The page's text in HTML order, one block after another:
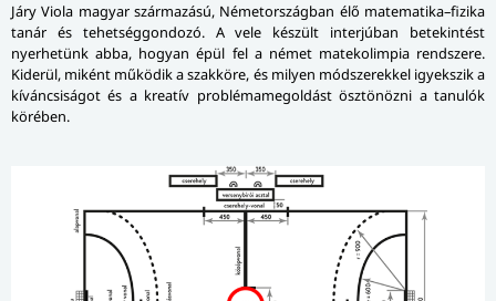
Járy Viola magyar származású, Németországban élő matematika–fizika
tanár és tehetséggondozó. A vele készült interjúban betekintést
nyerhetünk abba, hogyan épül fel a német matekolimpia rendszere.
Kiderül, miként működik a szakköre, és milyen módszerekkel igyekszik a
kíváncsiságot és a kreatív problémamegoldást ösztönözni a tanulók
körében.